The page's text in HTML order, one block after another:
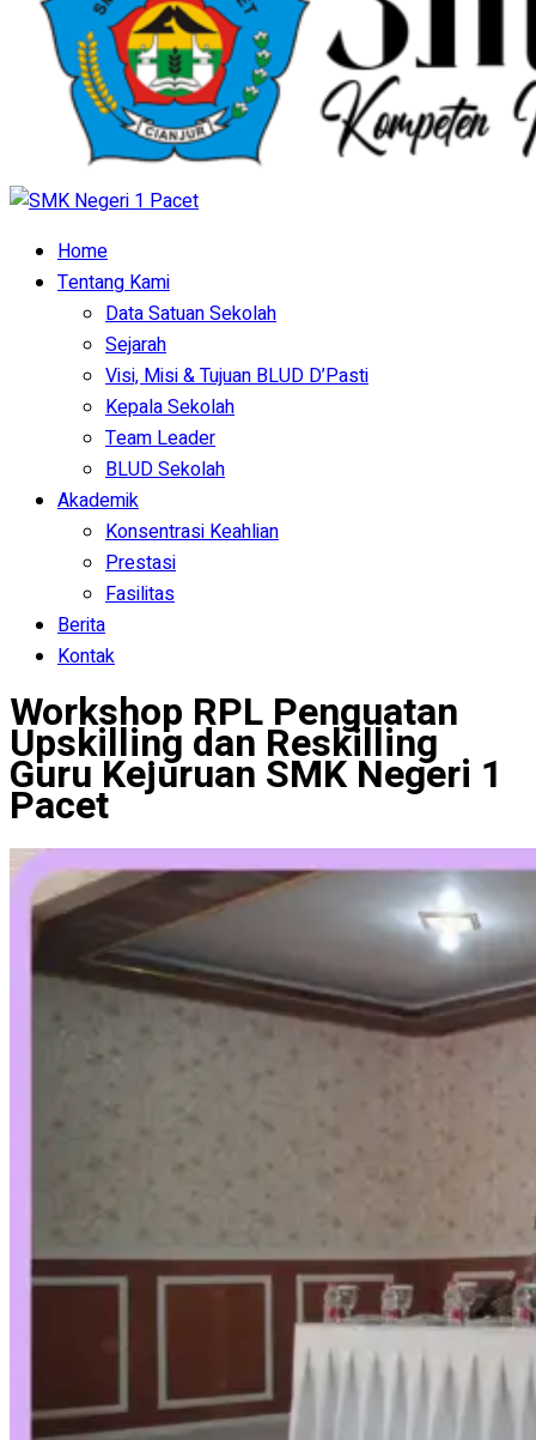
Home
Tentang Kami
Data Satuan Sekolah
Sejarah
Visi, Misi & Tujuan BLUD D’Pasti
Kepala Sekolah
Team Leader
BLUD Sekolah
Akademik
Konsentrasi Keahlian
Prestasi
Fasilitas
Berita
Kontak
Workshop RPL Penguatan
Upskilling dan Reskilling
Guru Kejuruan SMK Negeri 1
Pacet